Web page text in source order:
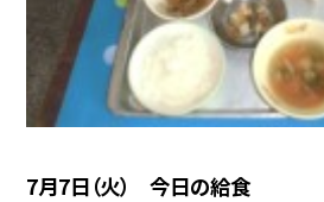
7月7日（火） 今日の給食